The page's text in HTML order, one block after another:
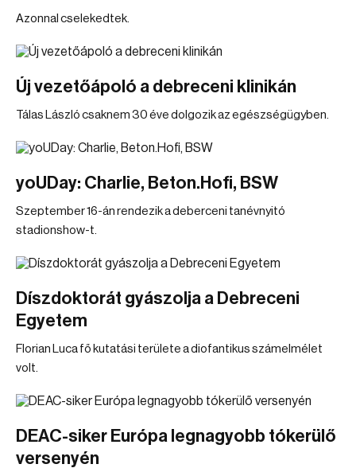
Azonnal cselekedtek.
Új vezetőápoló a debreceni klinikán
Tálas László csaknem 30 éve dolgozik az egészségügyben.
yoUDay: Charlie, Beton.Hofi, BSW
Szeptember 16-án rendezik a deberceni tanévnyitó
stadionshow-t.
Díszdoktorát gyászolja a Debreceni
Egyetem
Florian Luca fő kutatási területe a diofantikus számelmélet
volt.
DEAC-siker Európa legnagyobb tókerülő
versenyén